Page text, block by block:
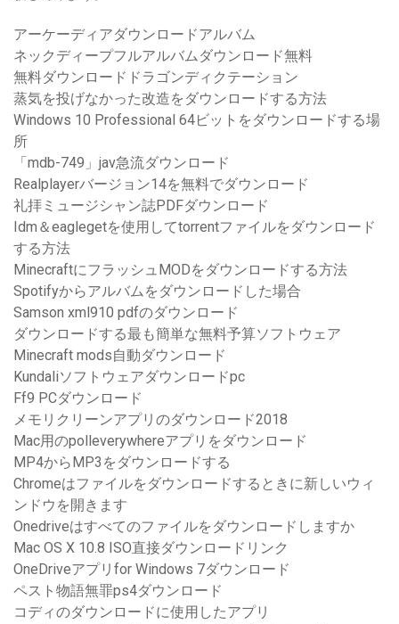
アーケーディアダウンロードアルバム
ネックディープフルアルバムダウンロード無料
無料ダウンロードドラゴンディクテーション
蒸気を投げなかった改造をダウンロードする方法
Windows 10 Professional 64ビットをダウンロードする場
所
「mdb-749」jav急流ダウンロード
Realplayerバージョン14を無料でダウンロード
礼拝ミュージシャン誌PDFダウンロード
Idm＆eaglegetを使用してtorrentファイルをダウンロード
する方法
MinecraftにフラッシュMODをダウンロードする方法
Spotifyからアルバムをダウンロードした場合
Samson xml910 pdfのダウンロード
ダウンロードする最も簡単な無料予算ソフトウェア
Minecraft mods自動ダウンロード
Kundaliソフトウェアダウンロードpc
Ff9 PCダウンロード
メモリクリーンアプリのダウンロード2018
Mac用のpolleverywhereアプリをダウンロード
MP4からMP3をダウンロードする
Chromeはファイルをダウンロードするときに新しいウィ
ンドウを開きます
Onedriveはすべてのファイルをダウンロードしますか
Mac OS X 10.8 ISO直接ダウンロードリンク
OneDriveアプリfor Windows 7ダウンロード
ペスト物語無罪ps4ダウンロード
コディのダウンロードに使用したアプリ